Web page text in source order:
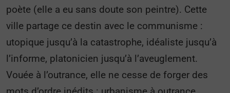
poète (elle a eu sans doute son peintre). Cette
ville partage ce destin avec le communisme :
utopique jusqu’à la catastrophe, idéaliste jusqu’à
l’informe, platonicien jusqu’à l’aveuglement.
Vouée à l’outrance, elle ne cesse de forger des